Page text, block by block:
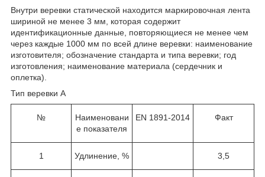
Внутри веревки статической находится маркировочная лента
шириной не менее 3 мм, которая содержит
идентификационные данные, повторяющиеся не менее чем
через каждые 1000 мм по всей длине веревки: наименование
изготовителя; обозначение стандарта и типа веревки; год
изготовления; наименование материала (сердечник и
оплетка).
Тип веревки А
№
Наименовани
е показателя
EN 1891-2014 Факт
1 Удлинение, % 3,5